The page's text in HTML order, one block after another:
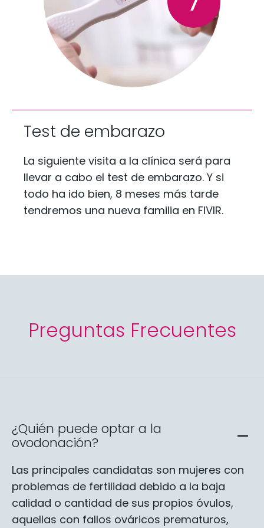
Test de embarazo
La siguiente visita a la clínica será para
llevar a cabo el test de embarazo. Y si
todo ha ido bien, 8 meses más tarde
tendremos una nueva familia en FIVIR.
Preguntas Frecuentes
¿Quién puede optar a la
ovodonación?
Las principales candidatas son mujeres con
problemas de fertilidad debido a la baja
calidad o cantidad de sus propios óvulos,
aquellas con fallos ováricos prematuros,